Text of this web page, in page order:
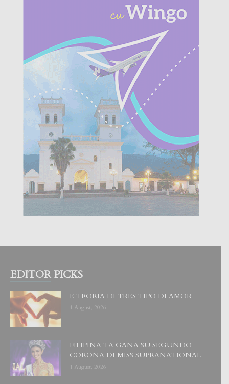
EDITOR PICKS
E TEORIA DI TRES TIPO DI AMOR
4 August, 2026
FILIPINA TA GANA SU SEGUNDO
CORONA DI MISS SUPRANATIONAL
1 August, 2026